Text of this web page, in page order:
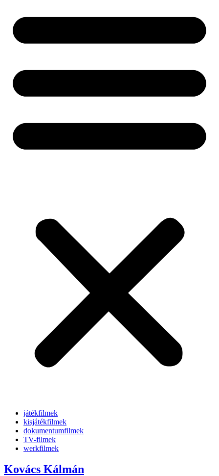
játékfilmek
kisjátékfilmek
dokumentumfilmek
TV-filmek
werkfilmek
Kovács Kálmán